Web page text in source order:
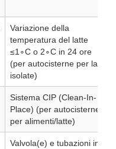
Variazione della
temperatura del latte
≤1∘C o 2∘C in 24 ore
(per autocisterne per latte
isolate)
Sistema CIP (Clean-In-
Place) (per autocisterne
per alimenti/latte)
Valvola(e) e tubazioni in